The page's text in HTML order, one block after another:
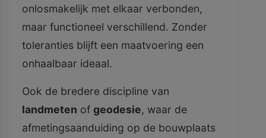
onlosmakelijk met elkaar verbonden,
maar functioneel verschillend. Zonder
toleranties blijft een maatvoering een
onhaalbaar ideaal.
Ook de bredere discipline van
landmeten of geodesie, waar de
afmetingsaanduiding op de bouwplaats